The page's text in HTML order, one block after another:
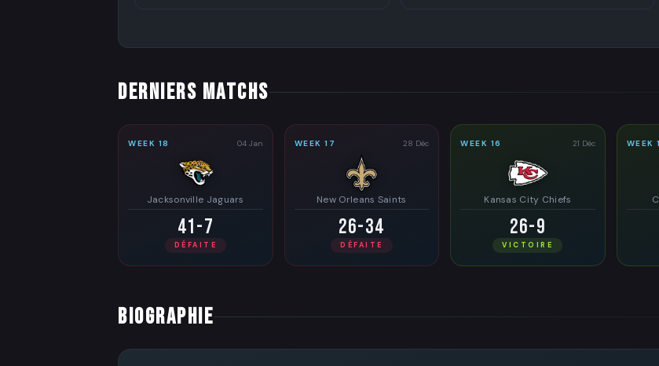
DERNIERS MATCHS
WEEK 18 04 Jan
Jacksonville Jaguars
41-7
DÉFAITE
WEEK 17 28 Déc
New Orleans Saints
26-34
DÉFAITE
WEEK 16 21 Déc
Kansas City Chiefs
26-9
VICTOIRE
WEEK
BIOGRAPHIE